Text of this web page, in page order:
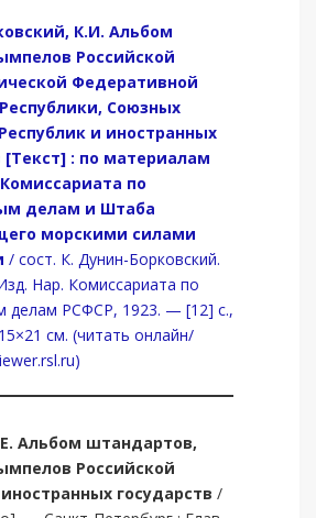
К.И. Альбом
Российской
Федеративной
Союзных
и иностранных
[Текст] : по материалам
по
делам и Штаба
морскими силами
/ сост. К. Дунин-Борковский.
Нар. Комиссариата по
делам РСФСР, 1923. — [12] с.,
см. (читать онлайн/
Альбом штандартов,
Российской
государств /